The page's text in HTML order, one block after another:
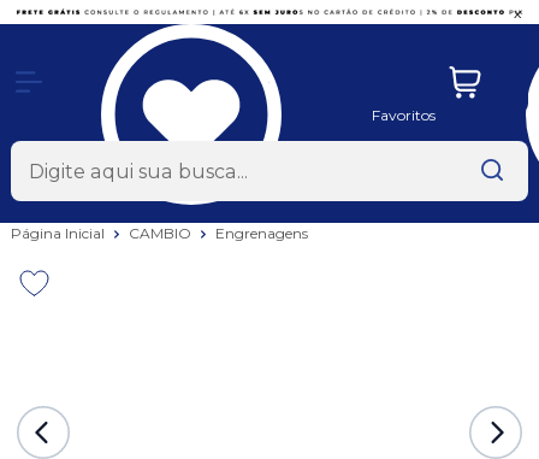
x
Favoritos
Página Inicial CAMBIO Engrenagens